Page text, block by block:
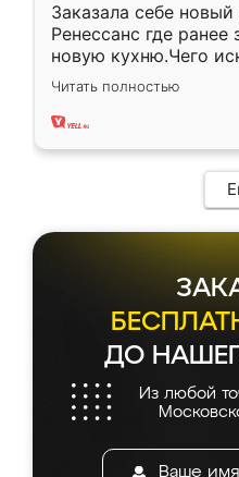
Заказала себе
Ренессанс где ранее
новую кухню.Чего
вполне довольна.
два года, нареканий
Читать полностью
ДО
Из любой